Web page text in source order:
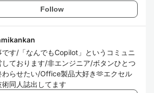
Follow
です/「なんでもCopilot」というコミュニ
しております/非エンジニア/ボタンひとつ
わらせたい/Office製品大好き🫶エクセル
術同人誌出してます